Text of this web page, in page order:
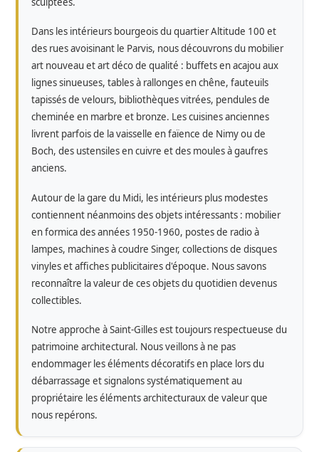
Dans les intérieurs bourgeois du quartier Altitude 100 et
des rues avoisinant le Parvis, nous découvrons du mobilier
art nouveau et art déco de qualité : buffets en acajou aux
lignes sinueuses, tables à rallonges en chêne, fauteuils
tapissés de velours, bibliothèques vitrées, pendules de
cheminée en marbre et bronze. Les cuisines anciennes
livrent parfois de la vaisselle en faïence de Nimy ou de
Boch, des ustensiles en cuivre et des moules à gaufres
anciens.
Autour de la gare du Midi, les intérieurs plus modestes
contiennent néanmoins des objets intéressants : mobilier
en formica des années 1950-1960, postes de radio à
lampes, machines à coudre Singer, collections de disques
vinyles et affiches publicitaires d'époque. Nous savons
reconnaître la valeur de ces objets du quotidien devenus
collectibles.
Notre approche à Saint-Gilles est toujours respectueuse du
patrimoine architectural. Nous veillons à ne pas
endommager les éléments décoratifs en place lors du
débarrassage et signalons systématiquement au
propriétaire les éléments architecturaux de valeur que
nous repérons.